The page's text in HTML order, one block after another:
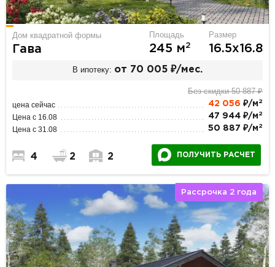
Дом квадратной формы
Гава
Площадь
245 м2
Размер
16.5х16.8
В ипотеку: от 70 005 ₽/мес.
Без скидки 50 887 ₽
цена сейчас 42 056 ₽/м 2
Цена с 16.08 47 944 ₽/м 2
Цена с 31.08 50 887 ₽/м 2
4 2 2 ПОЛУЧИТЬ РАСЧЕТ
Рассрочка 2 года